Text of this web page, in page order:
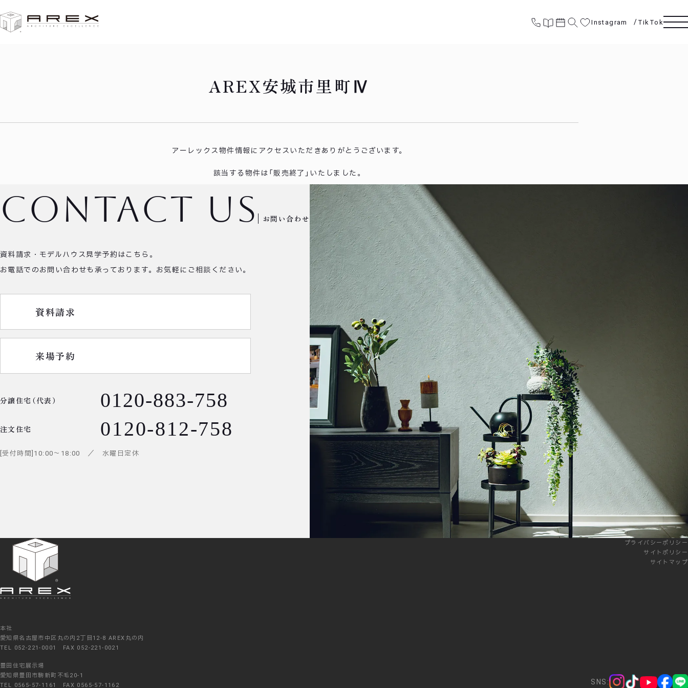
Instagram TikTok
AREX安城市里町Ⅳ
アーレックス物件情報にアクセスいただきありがとうございます。
該当する物件は「販売終了」いたしました。
お問い合わせ
contact us
資料請求・モデルハウス見学予約はこちら。
お電話でのお問い合わせも承っております。 お気軽にご相談ください。
資料請求
来場予約
分譲住宅（代表） 0120-883-758
注文住宅 0120-812-758
受付時間 10:00 ～ 18:00 ／ 水曜日定休
本社
愛知県名古屋市中区丸の内2丁目12-8 AREX丸の内
TEL 052-221-0001 FAX 052-221-0021
豊田住宅展示場
愛知県豊田市駒新町不毛20-1
TEL 0565-57-1161 FAX 0565-57-1162
プライバシーポリシー
サイトポリシー
サイトマップ
SNS